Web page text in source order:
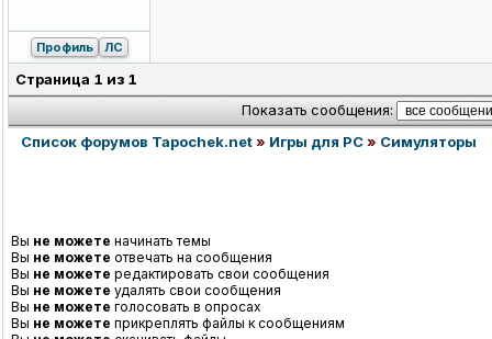
Профиль ЛС
Страница 1 из 1
Показать сообщения:
Список форумов Tapochek.net» Игры для PC» Симуляторы
Вы не можете начинать темы
Вы не можете отвечать на сообщения
Вы не можете редактировать свои сообщения
Вы не можете удалять свои сообщения
Вы не можете голосовать в опросах
Вы не можете прикреплять файлы к сообщениям